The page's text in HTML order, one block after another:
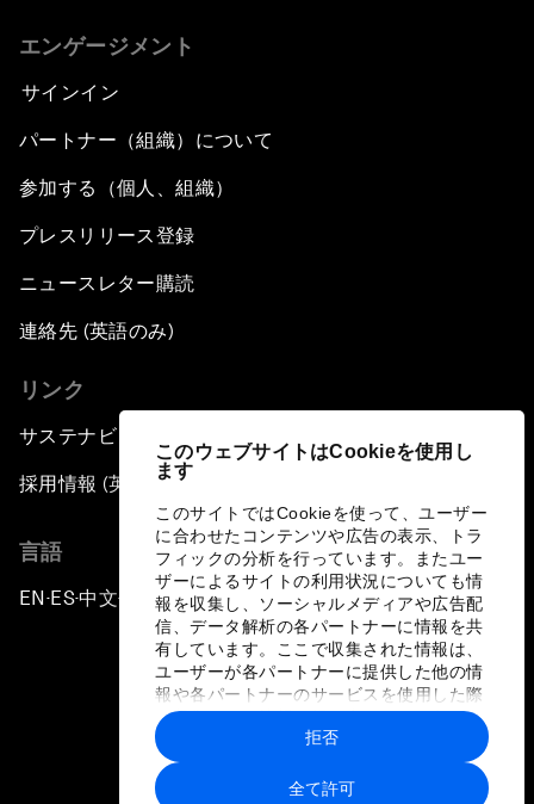
このウェブサイトはCookieを使用し
ます
このサイトではCookieを使って、ユーザー
に合わせたコンテンツや広告の表示、トラ
フィックの分析を行っています。またユー
ザーによるサイトの利用状況についても情
報を収集し、ソーシャルメディアや広告配
信、データ解析の各パートナーに情報を共
有しています。ここで収集された情報は、
ユーザーが各パートナーに提供した他の情
報や各パートナーのサービスを使用した際
に収集された情報と組み合わされ、各パー
トナーによって使用されることがありま
す。
全て許可
拒否
エンゲージメント
サインイン
パートナー（組織）について
参加する（個人、組織）
プレスリリース登録
ニュースレター購読
連絡先 (英語のみ)
リンク
サステナビリティへの取り組み
採用情報 (英語のみ)
言語
EN ▪ES▪中文▪ 日本語
プライバシーポリシーと利用規約